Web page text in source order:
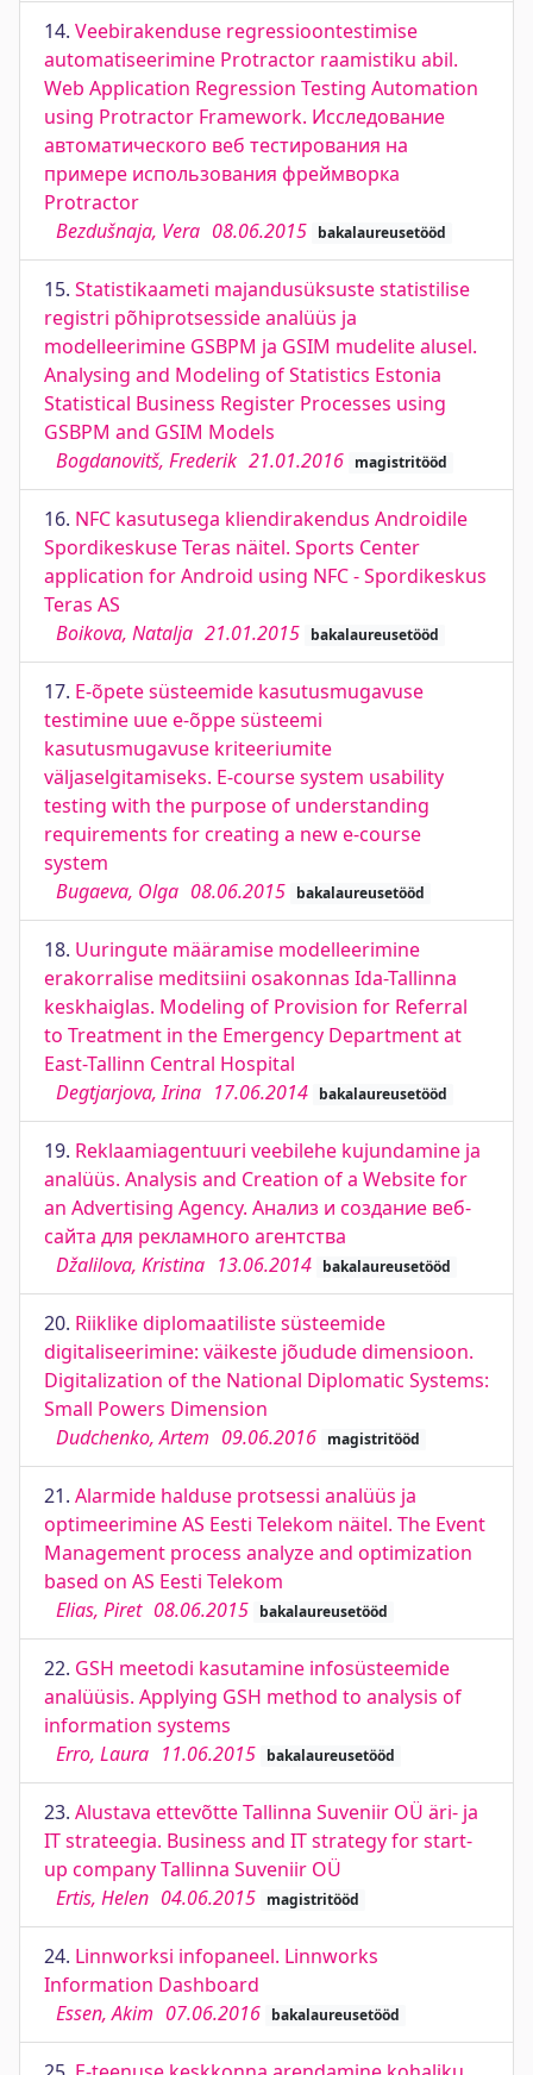
14. Veebirakenduse regressioontestimise
automatiseerimine Protractor raamistiku abil.
Web Application Regression Testing Automation
using Protractor Framework. Исследование
автоматического веб тестирования на
примере использования фреймворка
Protraсtor
Bezdušnaja, Vera 08.06.2015 bakalaureusetööd
15. Statistikaameti majandusüksuste statistilise
registri põhiprotsesside analüüs ja
modelleerimine GSBPM ja GSIM mudelite alusel.
Analysing and Modeling of Statistics Estonia
Statistical Business Register Processes using
GSBPM and GSIM Models
Bogdanovitš, Frederik 21.01.2016 magistritööd
16. NFC kasutusega kliendirakendus Androidile
Spordikeskuse Teras näitel. Sports Center
application for Android using NFC - Spordikeskus
Teras AS
Boikova, Natalja 21.01.2015 bakalaureusetööd
17. E-õpete süsteemide kasutusmugavuse
testimine uue e-õppe süsteemi
kasutusmugavuse kriteeriumite
väljaselgitamiseks. E-course system usability
testing with the purpose of understanding
requirements for creating a new e-course
system
Bugaeva, Olga 08.06.2015 bakalaureusetööd
18. Uuringute määramise modelleerimine
erakorralise meditsiini osakonnas Ida-Tallinna
keskhaiglas. Modeling of Provision for Referral
to Treatment in the Emergency Department at
East-Tallinn Central Hospital
Degtjarjova, Irina 17.06.2014 bakalaureusetööd
19. Reklaamiagentuuri veebilehe kujundamine ja
analüüs. Analysis and Creation of a Website for
an Advertising Agency. Анализ и создание веб-
сайта для рекламного агентства
Džalilova, Kristina 13.06.2014 bakalaureusetööd
20. Riiklike diplomaatiliste süsteemide
digitaliseerimine: väikeste jõudude dimensioon.
Digitalization of the National Diplomatic Systems:
Small Powers Dimension
Dudchenko, Artem 09.06.2016 magistritööd
21. Alarmide halduse protsessi analüüs ja
optimeerimine AS Eesti Telekom näitel. The Event
Management process analyze and optimization
based on AS Eesti Telekom
Elias, Piret 08.06.2015 bakalaureusetööd
22. GSH meetodi kasutamine infosüsteemide
analüüsis. Applying GSH method to analysis of
information systems
Erro, Laura 11.06.2015 bakalaureusetööd
23. Alustava ettevõtte Tallinna Suveniir OÜ äri- ja
IT strateegia. Business and IT strategy for start-
up company Tallinna Suveniir OÜ
Ertis, Helen 04.06.2015 magistritööd
24. Linnworksi infopaneel. Linnworks
Information Dashboard
Essen, Akim 07.06.2016 bakalaureusetööd